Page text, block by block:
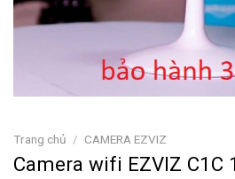
Trang chủ / CAMERA EZVIZ
Camera wifi EZVIZ C1C